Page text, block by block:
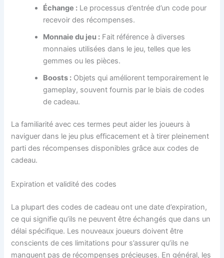
Échange : Le processus d’entrée d’un code pour
recevoir des récompenses.
Monnaie du jeu : Fait référence à diverses
monnaies utilisées dans le jeu, telles que les
gemmes ou les pièces.
Boosts : Objets qui améliorent temporairement le
gameplay, souvent fournis par le biais de codes
de cadeau.
La familiarité avec ces termes peut aider les joueurs à
naviguer dans le jeu plus efficacement et à tirer pleinement
parti des récompenses disponibles grâce aux codes de
cadeau.
Expiration et validité des codes
La plupart des codes de cadeau ont une date d’expiration,
ce qui signifie qu’ils ne peuvent être échangés que dans un
délai spécifique. Les nouveaux joueurs doivent être
conscients de ces limitations pour s’assurer qu’ils ne
manquent pas de récompenses précieuses. En général, les